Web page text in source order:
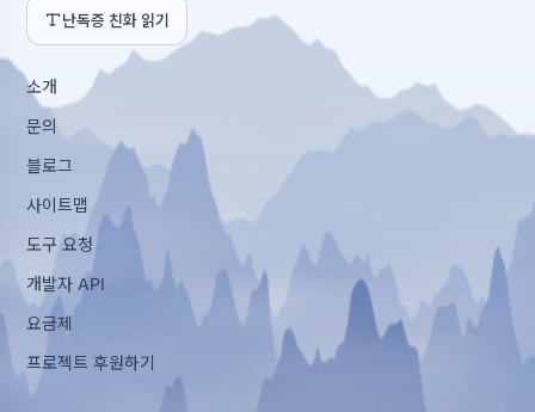
난독증 친화 읽기
소개
문의
블로그
사이트맵
도구 요청
개발자 API
요금제
프로젝트 후원하기